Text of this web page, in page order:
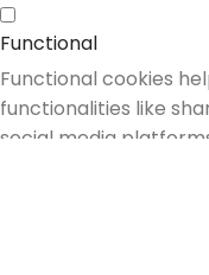
Functional
Functional cookies
functionalities like
social media